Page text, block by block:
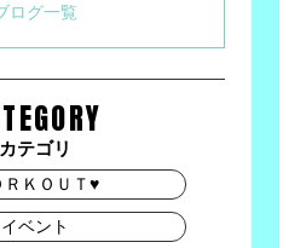
ログ一覧
カテゴリ
ＲＫＯＵＴ♥
イベント